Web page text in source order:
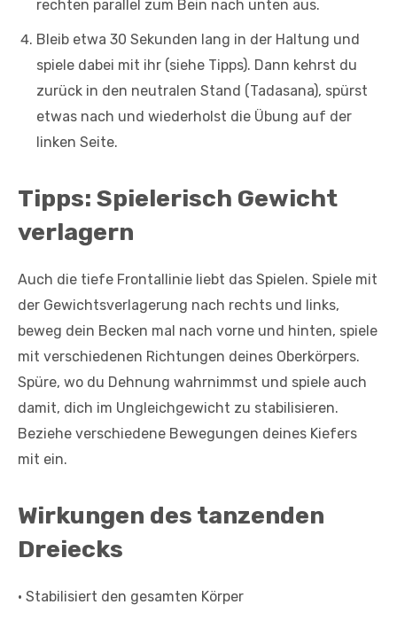
rechten parallel zum Bein nach unten aus.
Bleib etwa 30 Sekunden lang in der Haltung und
spiele dabei mit ihr (siehe Tipps). Dann kehrst du
zurück in den neutralen Stand (Tadasana), spürst
etwas nach und wiederholst die Übung auf der
linken Seite.
Tipps: Spielerisch Gewicht
verlagern
Auch die tiefe Frontallinie liebt das Spielen. Spiele mit
der Gewichtsverlagerung nach rechts und links,
beweg dein Becken mal nach vorne und hinten, spiele
mit verschiedenen Richtungen deines Oberkörpers.
Spüre, wo du Dehnung wahrnimmst und spiele auch
damit, dich im Ungleichgewicht zu stabilisieren.
Beziehe verschiedene Bewegungen deines Kiefers
mit ein.
Wirkungen des tanzenden
Dreiecks
• Stabilisiert den gesamten Körper